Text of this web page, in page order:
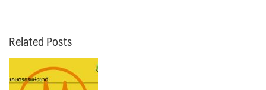
Related Posts